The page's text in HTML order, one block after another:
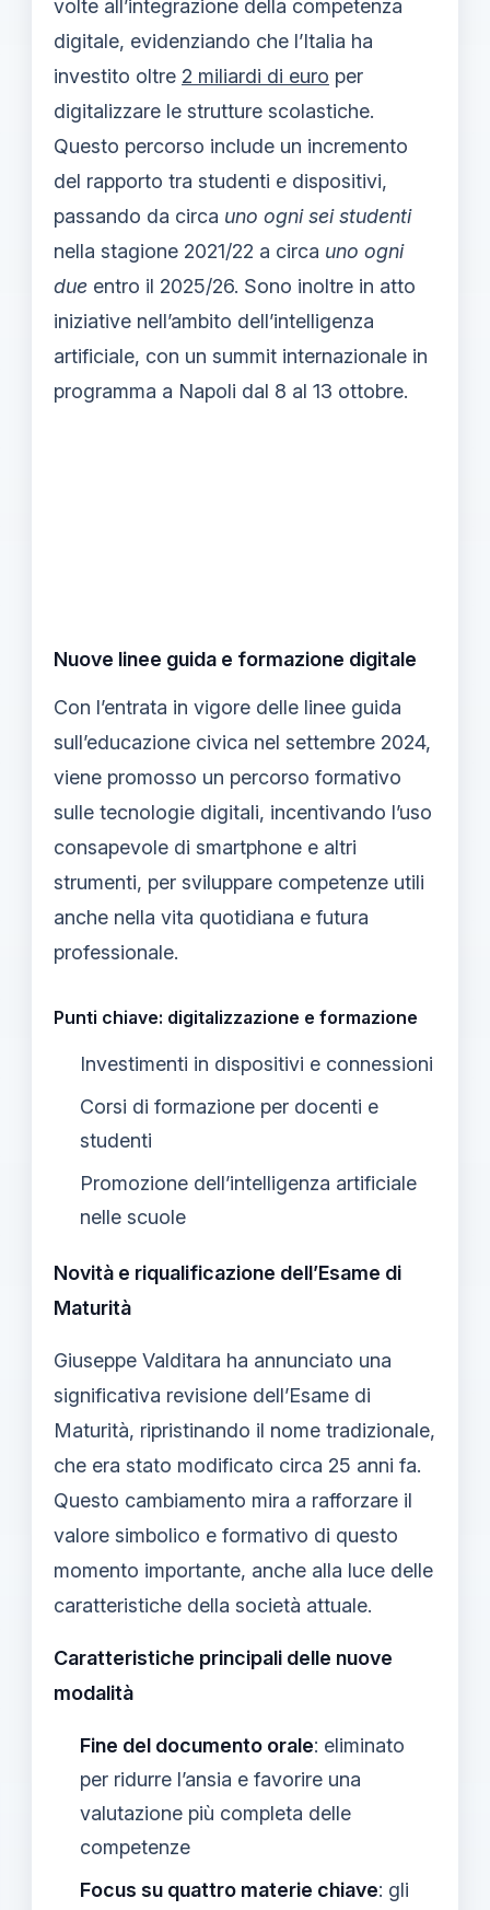
volte all’integrazione della competenza
digitale, evidenziando che l’Italia ha
investito oltre 2 miliardi di euro per
digitalizzare le strutture scolastiche.
Questo percorso include un incremento
del rapporto tra studenti e dispositivi,
passando da circa uno ogni sei studenti
nella stagione 2021/22 a circa uno ogni
due entro il 2025/26. Sono inoltre in atto
iniziative nell’ambito dell’intelligenza
artificiale, con un summit internazionale in
programma a Napoli dal 8 al 13 ottobre.
Nuove linee guida e formazione digitale
Con l’entrata in vigore delle linee guida
sull’educazione civica nel settembre 2024,
viene promosso un percorso formativo
sulle tecnologie digitali, incentivando l’uso
consapevole di smartphone e altri
strumenti, per sviluppare competenze utili
anche nella vita quotidiana e futura
professionale.
Punti chiave: digitalizzazione e formazione
Investimenti in dispositivi e connessioni
Corsi di formazione per docenti e
studenti
Promozione dell’intelligenza artificiale
nelle scuole
Novità e riqualificazione dell’Esame di
Maturità
Giuseppe Valditara ha annunciato una
significativa revisione dell’Esame di
Maturità, ripristinando il nome tradizionale,
che era stato modificato circa 25 anni fa.
Questo cambiamento mira a rafforzare il
valore simbolico e formativo di questo
momento importante, anche alla luce delle
caratteristiche della società attuale.
Caratteristiche principali delle nuove
modalità
Fine del documento orale: eliminato
per ridurre l’ansia e favorire una
valutazione più completa delle
competenze
Focus su quattro materie chiave: gli